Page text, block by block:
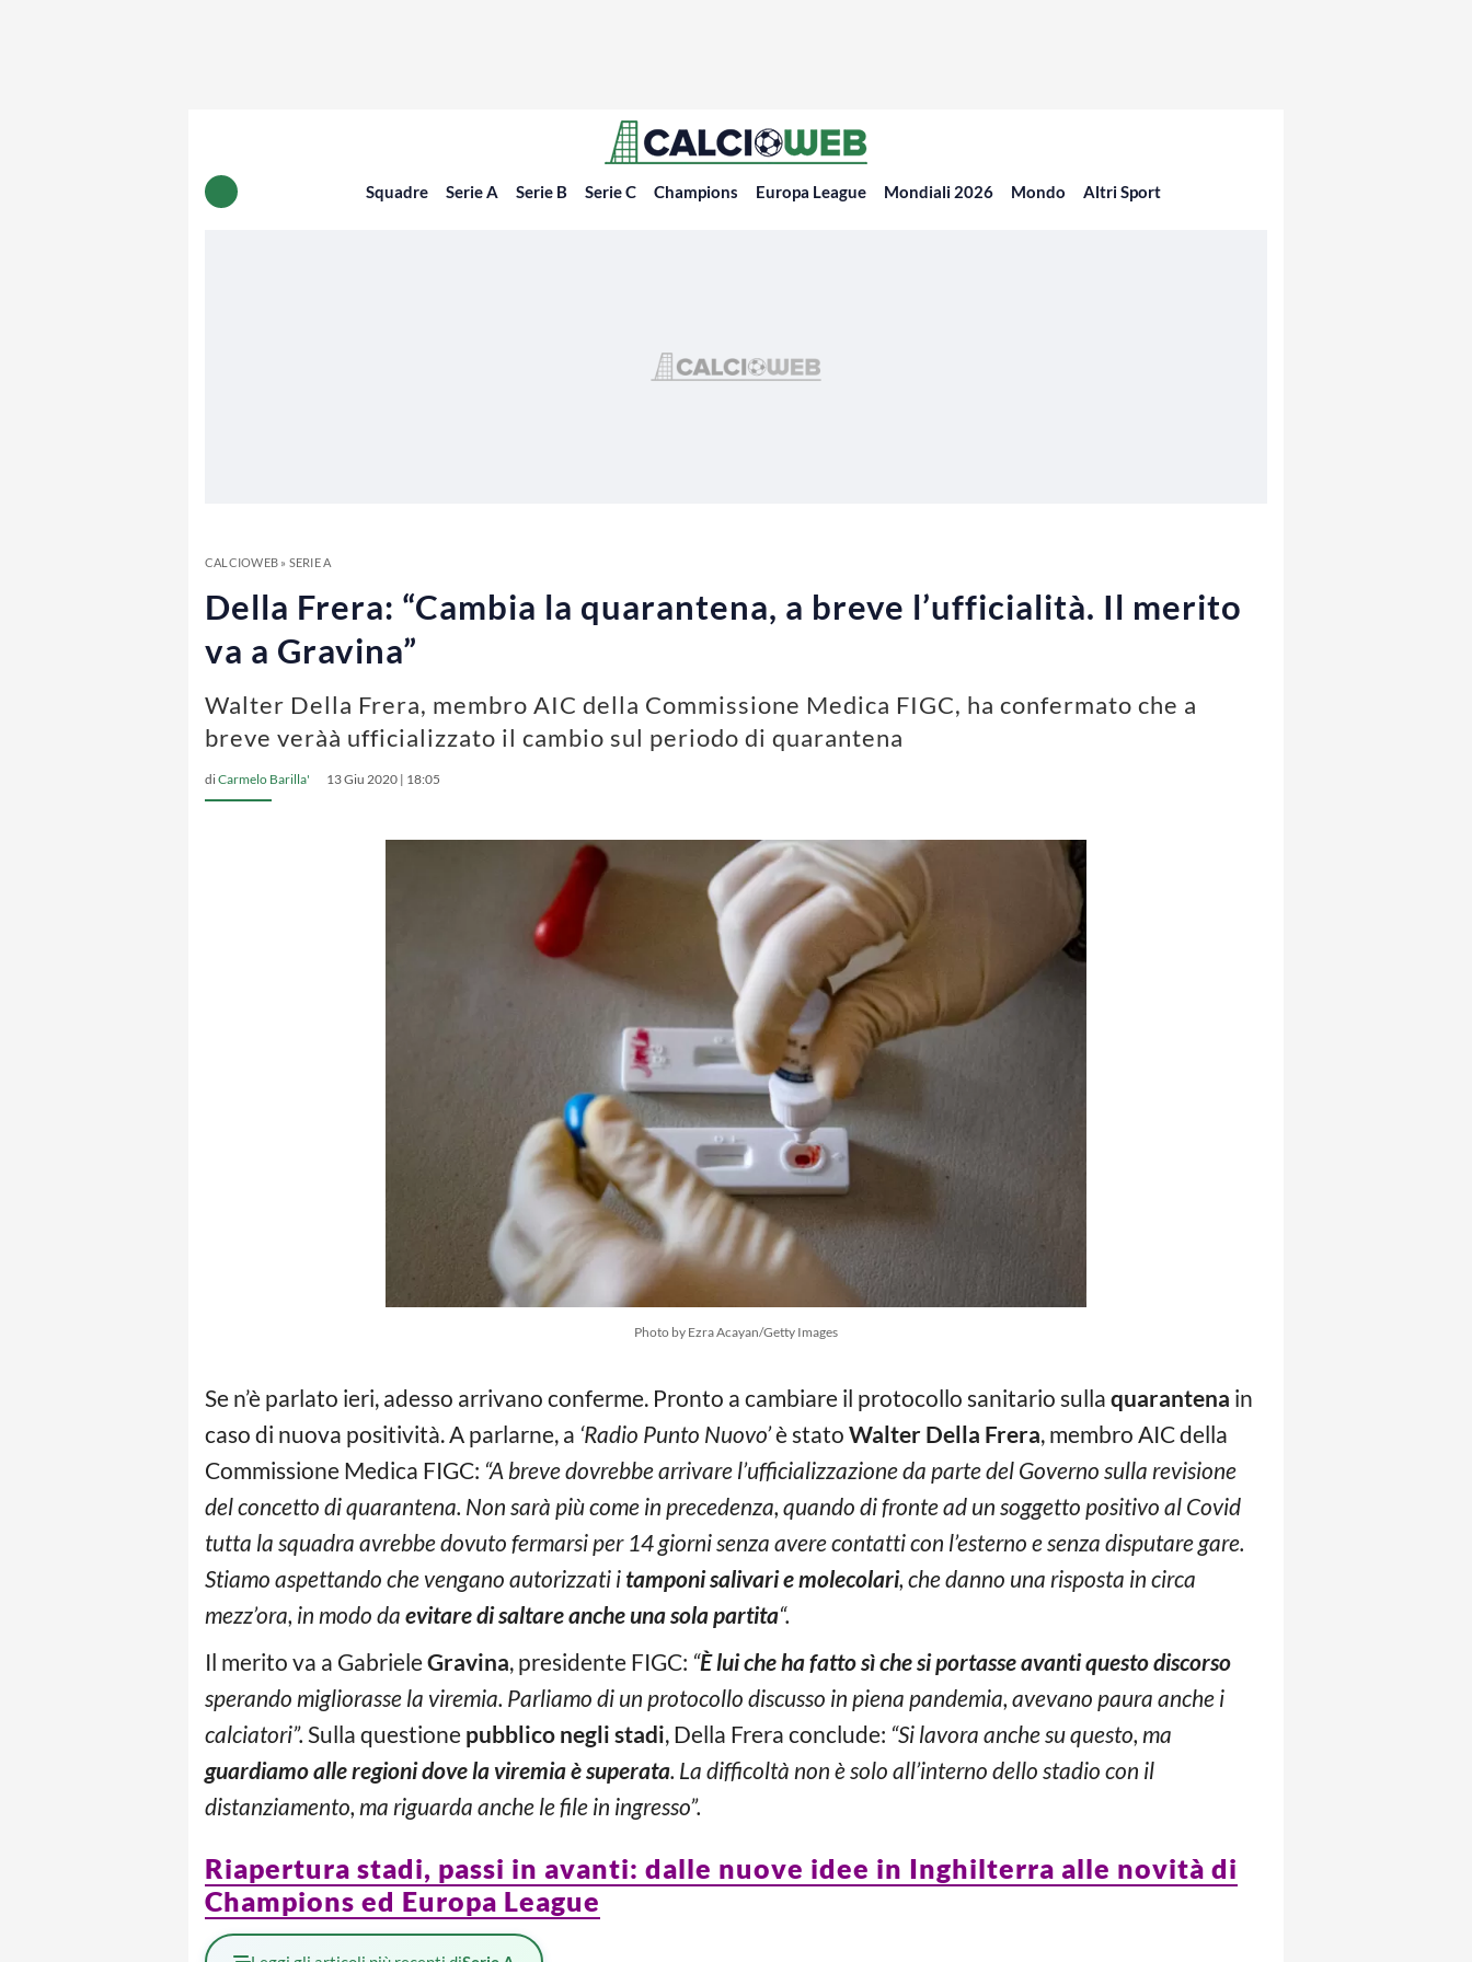
Squadre Serie A Serie B Serie C Champions Europa League Mondiali 2026 Mondo Altri Sport
CALCIOWEB» SERIE A
Della Frera: “Cambia la quarantena, a breve l’ufficialità. Il merito
va a Gravina”
Walter Della Frera, membro AIC della Commissione Medica FIGC, ha confermato che a
breve veràà ufficializzato il cambio sul periodo di quarantena
diCarmelo Barilla' 13 Giu 2020 | 18:05
Photo by Ezra Acayan/Getty Images
Se n’è parlato ieri, adesso arrivano conferme. Pronto a cambiare il protocollo sanitario sulla quarantena in
caso di nuova positività. A parlarne, a ‘Radio Punto Nuovo’è stato Walter Della Frera, membro AIC della
Commissione Medica FIGC: “A breve dovrebbe arrivare l’ufficializzazione da parte del Governo sulla revisione
del concetto di quarantena. Non sarà più come in precedenza, quando di fronte ad un soggetto positivo al Covid
tutta la squadra avrebbe dovuto fermarsi per 14 giorni senza avere contatti con l’esterno e senza disputare gare.
Stiamo aspettando che vengano autorizzati i tamponi salivari e molecolari, che danno una risposta in circa
mezz’ora, in modo da evitare di saltare anche una sola partita“.
Il merito va a GabrieleGravina, presidente FIGC: “È lui che ha fatto sì che si portasse avanti questo discorso
sperando migliorasse la viremia. Parliamo di un protocollo discusso in piena pandemia, avevano paura anche i
calciatori”. Sulla questione pubblico negli stadi, Della Frera conclude: “Si lavora anche su questo, ma
guardiamo alle regioni dove la viremia è superata. La difficoltà non è solo all’interno dello stadio con il
distanziamento, ma riguarda anche le file in ingresso”.
Riapertura stadi, passi in avanti: dalle nuove idee in Inghilterra alle novità di
Champions ed Europa League